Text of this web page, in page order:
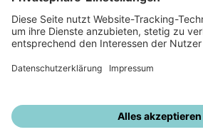
Unsere weiteren Angebote
IBC SOLAR Webseite